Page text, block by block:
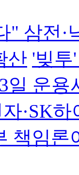
" 삼전
산 '빚투
일 운
·SK
책임